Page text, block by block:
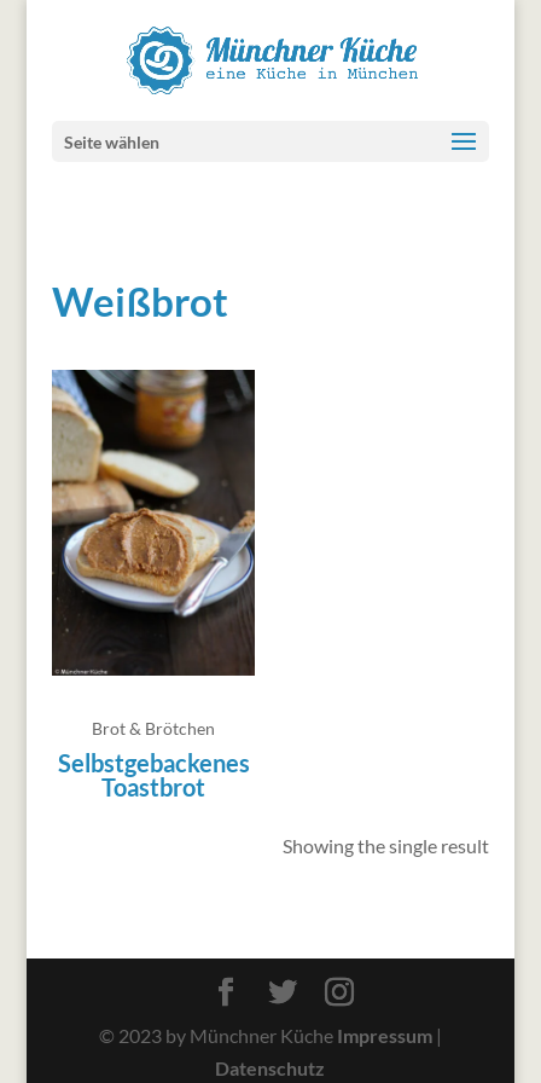
Seite wählen
Weißbrot
Brot & Brötchen
Selbstgebackenes
Toastbrot
Showing the single result
© 2023 by Münchner Küche Impressum|
Datenschutz